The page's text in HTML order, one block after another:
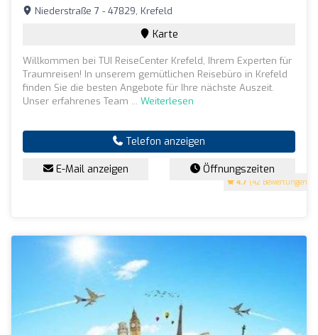
4.7 (42 Bewertungen)
Niederstraße 7 - 47829, Krefeld
Karte
Willkommen bei TUI ReiseCenter Krefeld, Ihrem Experten für
Traumreisen! In unserem gemütlichen Reisebüro in Krefeld
finden Sie die besten Angebote für Ihre nächste Auszeit.
Unser erfahrenes Team ... Weiterlesen
Telefon anzeigen
E-Mail anzeigen Öffnungszeiten